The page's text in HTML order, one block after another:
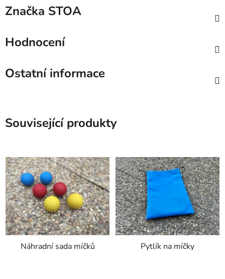
Značka STOA
Hodnocení
Ostatní informace
Související produkty
Náhradní sada míčků Pytlík na míčky